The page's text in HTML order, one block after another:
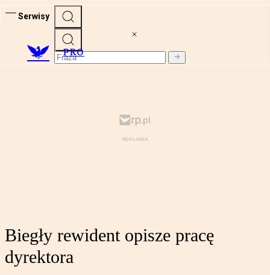
Serwisy
PRO
Biegły rewident opisze pracę
dyrektora